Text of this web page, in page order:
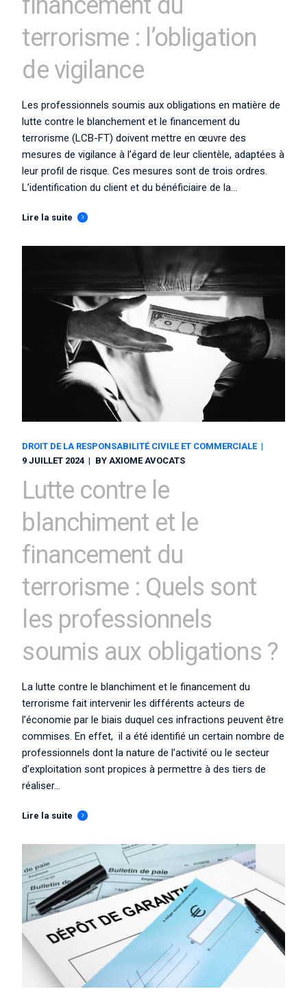
terrorisme : l’obligation
de vigilance
Les professionnels soumis aux obligations en matière de
lutte contre le blanchement et le financement du
terrorisme (LCB-FT) doivent mettre en œuvre des
mesures de vigilance à l’égard de leur clientèle, adaptées à
leur profil de risque. Ces mesures sont de trois ordres.
L’identification du client et du bénéficiaire de la...
Lire la suite
DROIT DE LA RESPONSABILITÉ CIVILE ET COMMERCIALE
9 JUILLET 2024
BY AXIOME AVOCATS
Lutte contre le
blanchiment et le
financement du
terrorisme : Quels sont
les professionnels
soumis aux obligations ?
La lutte contre le blanchiment et le financement du
terrorisme fait intervenir les différents acteurs de
l’économie par le biais duquel ces infractions peuvent être
commises. En effet, il a été identifié un certain nombre de
professionnels dont la nature de l’activité ou le secteur
d’exploitation sont propices à permettre à des tiers de
réaliser...
Lire la suite